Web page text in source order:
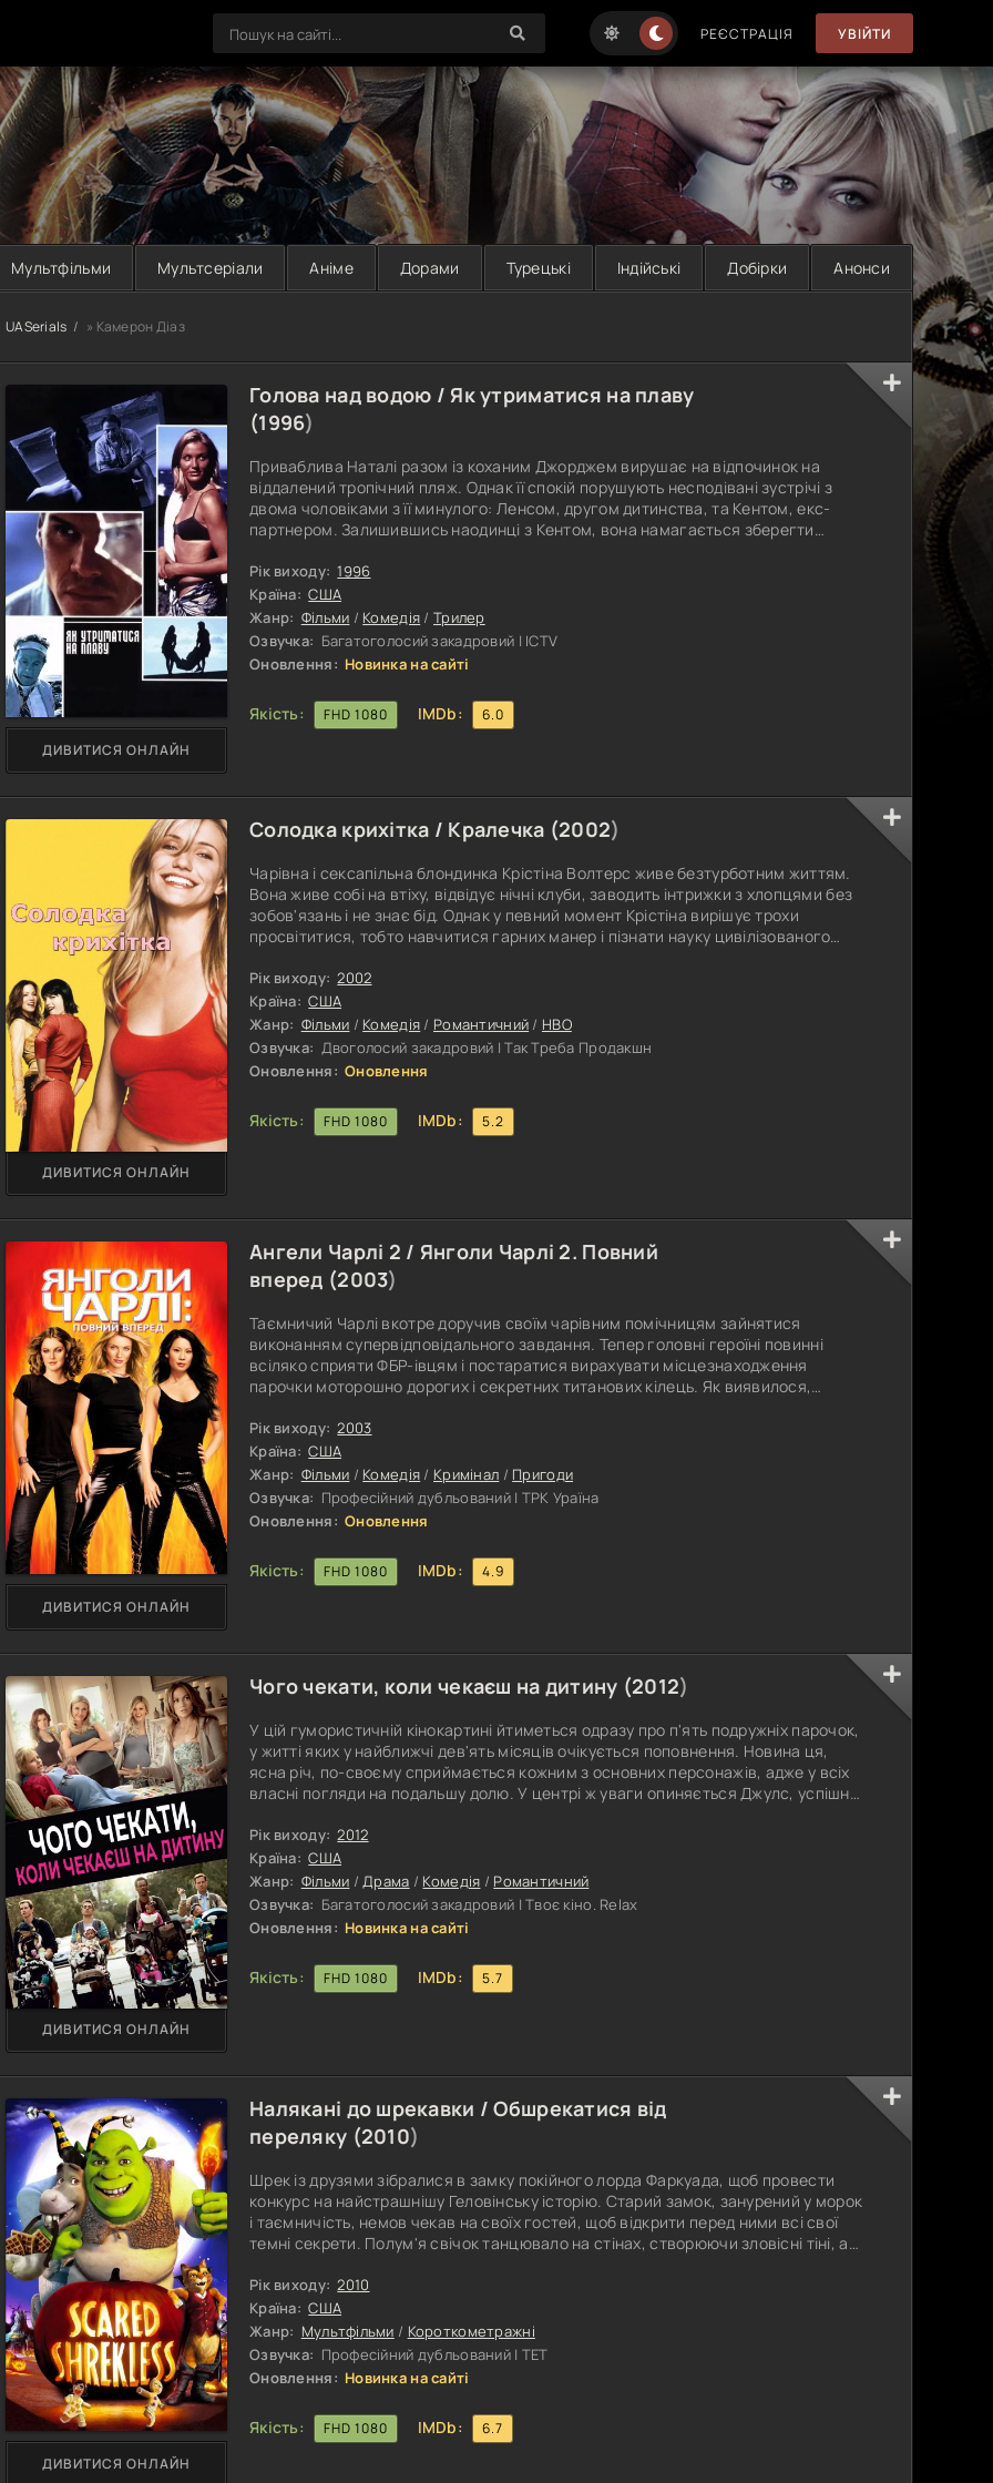
РЕЄСТРАЦІЯ УВІЙТИ
Мультфільми Мультсеріали Аніме Дорами Турецькі Індійські Добірки Анонси
UASerials » Камерон Діаз
Голова над водою / Як утриматися на плаву
(1996)
Приваблива Наталі разом із коханим Джорджем вирушає на відпочинок на
віддалений тропічний пляж. Однак її спокій порушують несподівані зустрічі з
двома чоловіками з її минулого: Ленсом, другом дитинства, та Кентом, екс-
партнером. Залишившись наодинці з Кентом, вона намагається зберегти
протистояння перериває ланцюг катастроф, який перевертає їхнє життя з ніг
на голову і змушує забути про інтриги. У життя Наталі
Рік виходу: 1996
Країна: США
Жанр: Фільми / Комедія /Трилер
Озвучка: Багатоголосий закадровий | ICTV
Оновлення: Новинка на сайті
Якість: FHD 1080 IMDb:
6.0
ДИВИТИСЯ ОНЛАЙН
Солодка крихітка / Кралечка (2002)
Чарівна і сексапільна блондинка Крістіна Волтерс живе безтурботним життям.
Вона живе собі на втіху, відвідує нічні клуби, заводить інтрижки з хлопцями без
зобов'язань і не знає бід. Однак у певний момент Крістіна вирішує трохи
просвітитися, тобто навчитися гарних манер і пізнати науку цивілізованого
Ним виявився Пітер Донахью, який розбив дівчині серце і тут же зник. Однак,
недовго думаючи, Крістіна, прихопивши з собою
Рік виходу: 2002
Країна: США
Жанр: Фільми / Комедія / Романтичний / HBO
Озвучка: Двоголосий закадровий | Так Треба Продакшн
Оновлення: Оновлення
Якість: FHD 1080 IMDb: 5.2
ДИВИТИСЯ ОНЛАЙН
Ангели Чарлі 2 / Янголи Чарлі 2. Повний
вперед (2003)
Таємничий Чарлі вкотре доручив своїм чарівним помічницям зайнятися
виконанням супервідповідального завдання. Тепер головні героїні повинні
всіляко сприяти ФБР-івцям і постаратися вирахувати місцезнаходження
парочки моторошно дорогих і секретних титанових кілець. Як виявилося,
інформацію щодо свідчень людей, які зараз проходять за програмою захисту
свідків. Завдяки цим даним правоохоронці зможуть посадити, нарешті, за ґрати
Рік виходу: 2003
Країна: США
Жанр: Фільми / Комедія / Кримінал / Пригоди
Озвучка: Професійний дубльований | ТРК Ураїна
Оновлення: Оновлення
Якість: FHD 1080 IMDb:
4.9
ДИВИТИСЯ ОНЛАЙН
Чого чекати, коли чекаєш на дитину (2012)
У цій гумористичній кінокартині йтиметься одразу про п'ять подружніх парочок,
у житті яких у найближчі дев'ять місяців очікується поповнення. Новина ця,
ясна річ, по-своєму сприймається кожним з основних персонажів, адже у всіх
власні погляди на подальшу долю. У центрі ж уваги опиняється Джулс, успішна,
звістка про незаплановану вагітність стала справжнім шоком. Мало того,
біологічним батьком майбутньої дитинки, судячи з
Рік виходу: 2012
Країна: США
Жанр: Фільми /Драма / Комедія / Романтичний
Озвучка: Багатоголосий закадровий | Твоє кіно. Relax
Оновлення: Новинка на сайті
Якість: FHD 1080 IMDb: 5.7
ДИВИТИСЯ ОНЛАЙН
Налякані до шрекавки / Обшрекатися від
переляку (2010)
Шрек із друзями зібралися в замку покійного лорда Фаркуада, щоб провести
конкурс на найстрашнішу Геловінську історію. Старий замок, занурений у морок
і таємничість, немов чекав на своїх гостей, щоб відкрити перед ними всі свої
темні секрети. Полум'я свічок танцювало на стінах, створюючи зловісні тіні, а
розповідати свої історії, і кожна наступна здавалася ще жахливішою за
попередню. Але хто ж із них виявиться
Рік виходу: 2010
Країна: США
Жанр: Мультфільми / Короткометражні
Озвучка: Професійний дубльований | ТЕТ
Оновлення: Новинка на сайті
Якість: FHD 1080 IMDb:
6.7
ДИВИТИСЯ ОНЛАЙН